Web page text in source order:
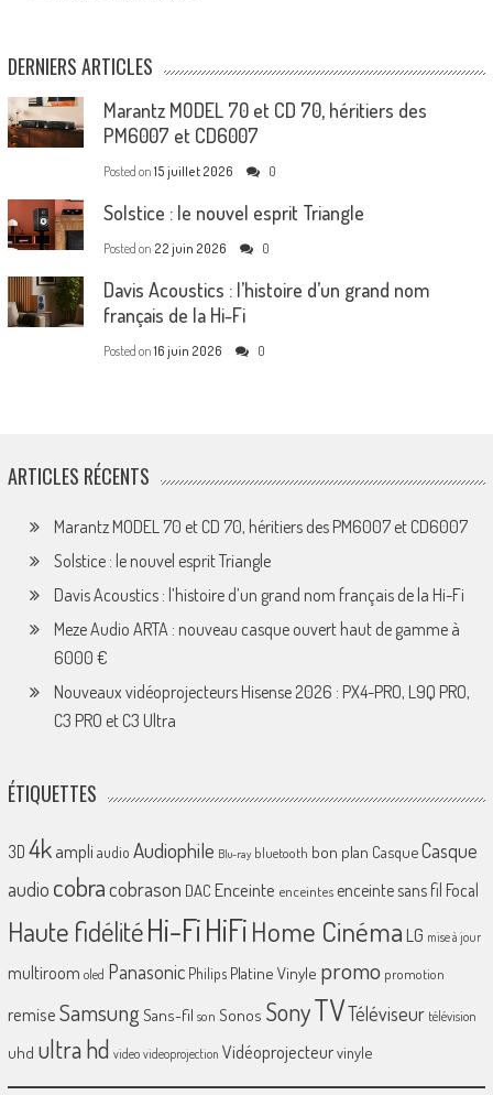
DERNIERS ARTICLES
Marantz MODEL 70 et CD 70, héritiers des
PM6007 et CD6007
Posted on 15 juillet 2026 0
Solstice : le nouvel esprit Triangle
Posted on 22 juin 2026 0
Davis Acoustics : l’histoire d’un grand nom
français de la Hi-Fi
Posted on 16 juin 2026 0
ARTICLES RÉCENTS
Marantz MODEL 70 et CD 70, héritiers des PM6007 et CD6007
Solstice : le nouvel esprit Triangle
Davis Acoustics : l’histoire d’un grand nom français de la Hi-Fi
Meze Audio ARTA : nouveau casque ouvert haut de gamme à
6000 €
Nouveaux vidéoprojecteurs Hisense 2026 : PX4-PRO, L9Q PRO,
C3 PRO et C3 Ultra
ÉTIQUETTES
3D 4k ampliaudio Audiophile Blu-ray bluetooth bon plan CasqueCasque
audio cobracobrason DAC Enceinte enceintes enceinte sans fil Focal
Haute fidélitéHi-FiHiFiHome Cinéma LG mise à jour
multiroom oled Panasonic Philips Platine Vinyle promo promotion
remiseSamsungSans-fil son Sonos SonyTVTéléviseur télévision
uhd ultra hd video videoprojection Vidéoprojecteurvinyle